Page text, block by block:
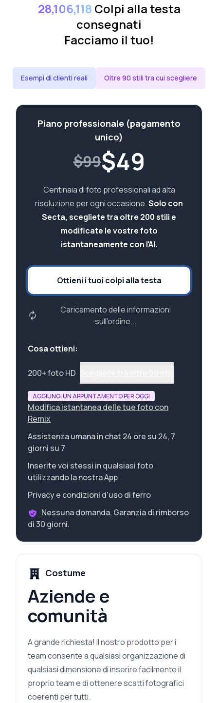
28,106,118 Colpi alla testa
consegnati
Facciamo il tuo!
Esempi di clienti reali Oltre 90 stili tra cui scegliere
Piano professionale (pagamento
unico)
$99$49
Centinaia di foto professionali ad alta
risoluzione per ogni occasione.Solo con
Secta, scegliete tra oltre 200 stili e
modificate le vostre foto
istantaneamente con l'AI.
Ottieni i tuoi colpi alla testa
Caricamento delle informazioni
sull'ordine...
Cosa ottieni:
200+ foto HD
AGGIUNGI UN APPUNTAMENTO PER OGGI
Modifica istantanea delle tue foto con
Remix
Assistenza umana in chat 24 ore su 24, 7
giorni su 7
Inserite voi stessi in qualsiasi foto
utilizzando la nostra App
Privacy e condizioni d'uso di ferro
Nessuna domanda. Garanzia di rimborso
di 30 giorni.
Costume
Aziende e
comunità
A grande richiesta! Il nostro prodotto per i
team consente a qualsiasi organizzazione di
qualsiasi dimensione di inserire facilmente il
proprio team e di ottenere scatti fotografici
coerenti per tutti.